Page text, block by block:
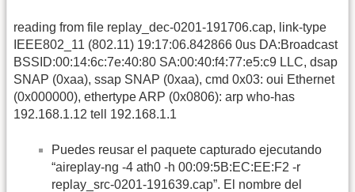
reading from file replay_dec-0201-191706.cap, link-type
IEEE802_11 (802.11) 19:17:06.842866 0us DA:Broadcast
BSSID:00:14:6c:7e:40:80 SA:00:40:f4:77:e5:c9 LLC, dsap
SNAP (0xaa), ssap SNAP (0xaa), cmd 0x03: oui Ethernet
(0x000000), ethertype ARP (0x0806): arp who-has
192.168.1.12 tell 192.168.1.1
Puedes reusar el paquete capturado ejecutando
“aireplay-ng -4 ath0 -h 00:09:5B:EC:EE:F2 -r
replay_src-0201-191639.cap”. El nombre del